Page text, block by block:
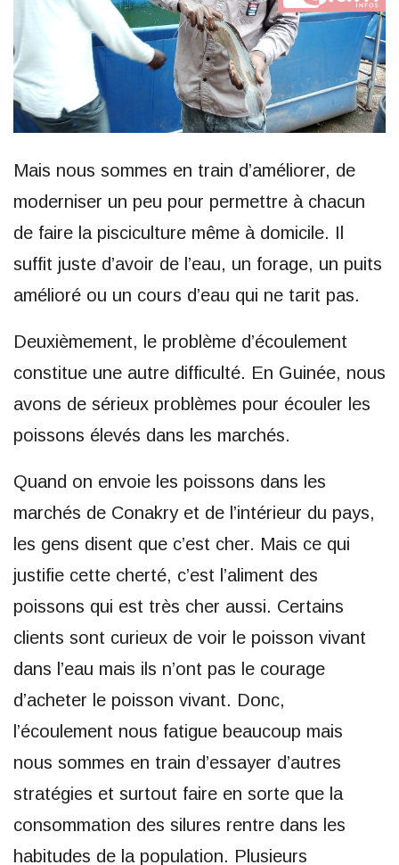
Mais nous sommes en train d’améliorer, de
moderniser un peu pour permettre à chacun
de faire la pisciculture même à domicile. Il
suffit juste d’avoir de l’eau, un forage, un puits
amélioré ou un cours d’eau qui ne tarit pas.
Deuxièmement, le problème d’écoulement
constitue une autre difficulté. En Guinée, nous
avons de sérieux problèmes pour écouler les
poissons élevés dans les marchés.
Quand on envoie les poissons dans les
marchés de Conakry et de l’intérieur du pays,
les gens disent que c’est cher. Mais ce qui
justifie cette cherté, c’est l’aliment des
poissons qui est très cher aussi. Certains
clients sont curieux de voir le poisson vivant
dans l’eau mais ils n’ont pas le courage
d’acheter le poisson vivant. Donc,
l’écoulement nous fatigue beaucoup mais
nous sommes en train d’essayer d’autres
stratégies et surtout faire en sorte que la
consommation des silures rentre dans les
habitudes de la population. Plusieurs